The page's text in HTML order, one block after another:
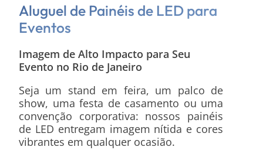
Aluguel de Painéis de LED para
Eventos
Imagem de Alto Impacto para Seu
Evento no Rio de Janeiro
Seja um stand em feira, um palco de
show, uma festa de casamento ou uma
convenção corporativa: nossos painéis
de LED entregam imagem nítida e cores
vibrantes em qualquer ocasião.